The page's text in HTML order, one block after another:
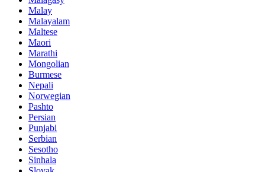
Malay
Malayalam
Maltese
Maori
Marathi
Mongolian
Burmese
Nepali
Norwegian
Pashto
Persian
Punjabi
Serbian
Sesotho
Sinhala